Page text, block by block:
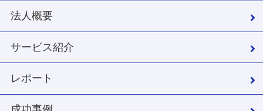
法人概要
サービス紹介
レポート